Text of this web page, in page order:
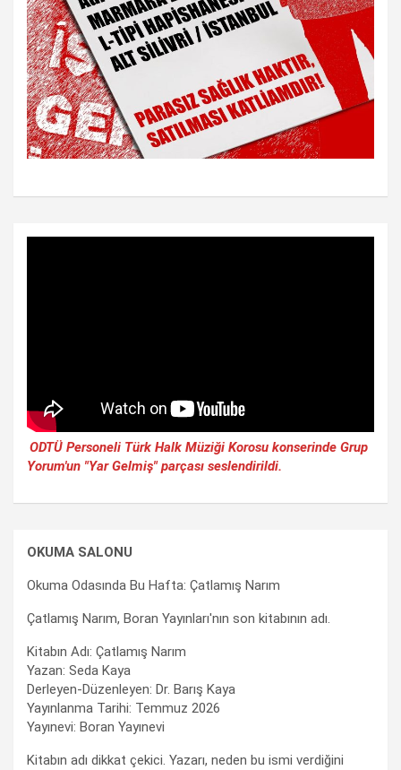
ODTÜ Personeli Türk Halk Müziği Korosu konserinde Grup
Yorum'un "Yar Gelmiş" parçası seslendirildi.
OKUMA SALONU
Okuma Odasında Bu Hafta: Çatlamış Narım
Çatlamış Narım, Boran Yayınları'nın son kitabının adı.
Kitabın Adı: Çatlamış Narım
Yazan: Seda Kaya
Derleyen-Düzenleyen: Dr. Barış Kaya
Yayınlanma Tarihi: Temmuz 2026
Yayınevi: Boran Yayınevi
Kitabın adı dikkat çekici. Yazarı, neden bu ismi verdiğini